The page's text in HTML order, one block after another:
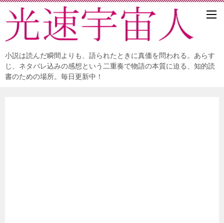
小説は読んだ瞬間よりも、語られたときに真価を問われる。あらす
じ、ネタバレ込みの感想という二重奏で物語の本質に迫る、知的読
書のための場所。毎日更新中！